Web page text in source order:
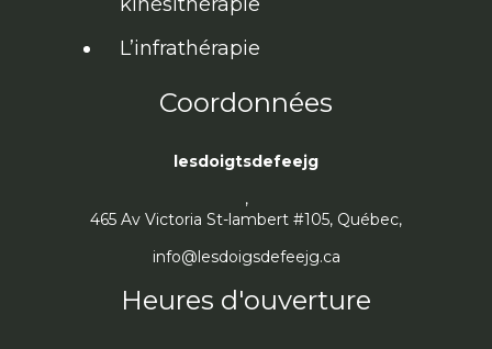
kinésithérapie
L’infrathérapie
Coordonnées
lesdoigtsdefeejg
,
465 Av Victoria St-lambert #105, Québec,
info@lesdoigsdefeejg.ca
Heures d'ouverture